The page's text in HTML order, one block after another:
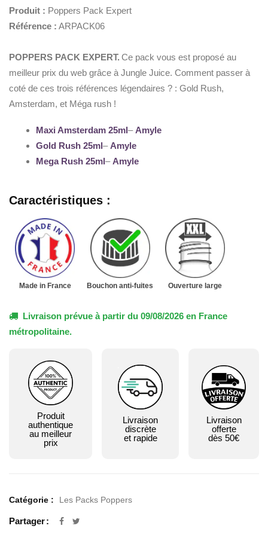
quantity
Produit : Poppers Pack Expert
Référence : ARPACK06
POPPERS PACK EXPERT. Ce pack vous est proposé au
meilleur prix du web grâce à Jungle Juice. Comment passer à
coté de ces trois références légendaires ? : Gold Rush,
Amsterdam, et Méga rush !
Maxi Amsterdam 25ml – Amyle
Gold Rush 25ml – Amyle
Mega Rush 25ml – Amyle
Caractéristiques :
Made in France Bouchon anti-fuites Ouverture large
Livraison prévue à partir du 09/08/2026 en France
métropolitaine.
Produit
authentique
au meilleur
prix
Livraison
discrète
et rapide
Livraison
offerte
dès 50€
Catégorie : Les Packs Poppers
Partager